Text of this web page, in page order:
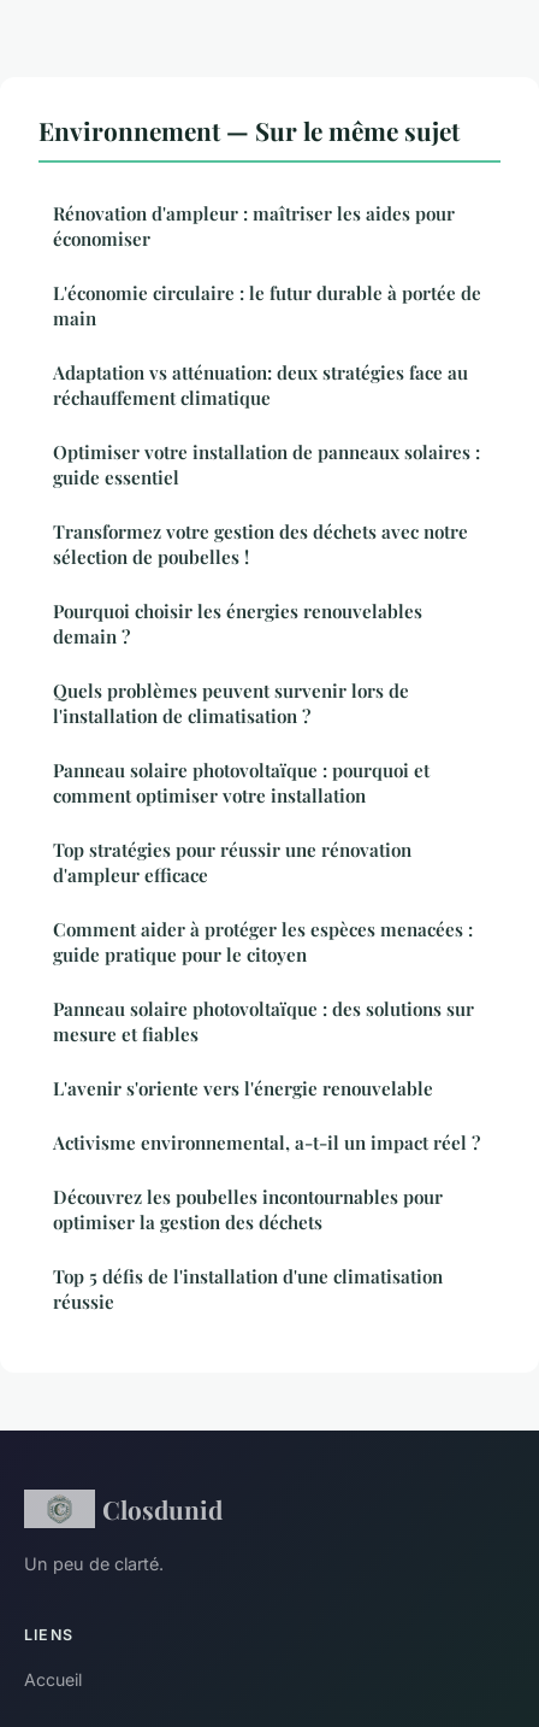
Environnement — Sur le même sujet
Rénovation d'ampleur : maîtriser les aides pour
économiser
L'économie circulaire : le futur durable à portée de
main
Adaptation vs atténuation: deux stratégies face au
réchauffement climatique
Optimiser votre installation de panneaux solaires :
guide essentiel
Transformez votre gestion des déchets avec notre
sélection de poubelles !
Pourquoi choisir les énergies renouvelables
demain ?
Quels problèmes peuvent survenir lors de
l'installation de climatisation ?
Panneau solaire photovoltaïque : pourquoi et
comment optimiser votre installation
Top stratégies pour réussir une rénovation
d'ampleur efficace
Comment aider à protéger les espèces menacées :
guide pratique pour le citoyen
Panneau solaire photovoltaïque : des solutions sur
mesure et fiables
L'avenir s'oriente vers l'énergie renouvelable
Activisme environnemental, a-t-il un impact réel ?
Découvrez les poubelles incontournables pour
optimiser la gestion des déchets
Top 5 défis de l'installation d'une climatisation
réussie
Closdunid
Un peu de clarté.
LIENS
Accueil